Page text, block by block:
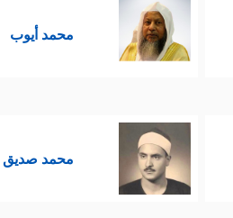
محمد أيوب
محمد صديق